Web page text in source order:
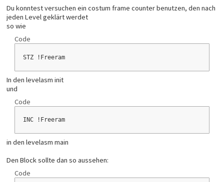
Du konntest versuchen ein costum frame counter benutzen, den nach
jeden Level geklärt werdet
so wie
Code
STZ !Freeram
In den levelasm init
und
Code
INC !Freeram
in den levelasm main
Den Block sollte dan so aussehen:
Code